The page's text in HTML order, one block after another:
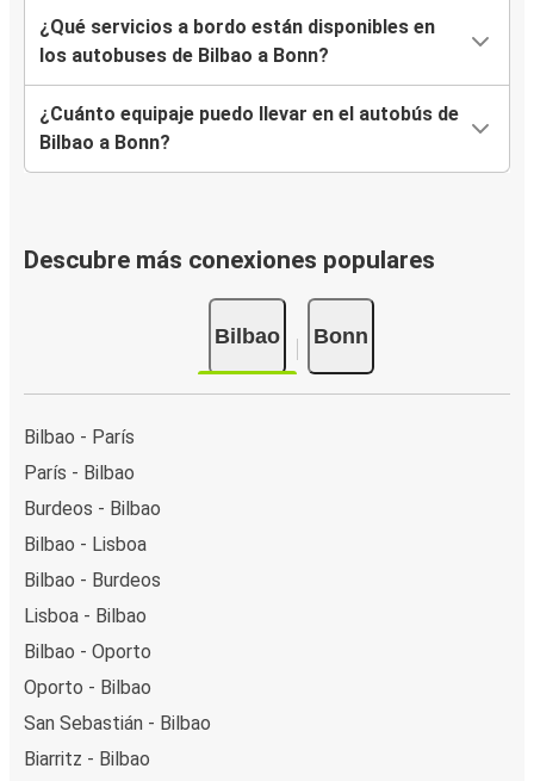
¿Qué servicios a bordo están disponibles en
los autobuses de Bilbao a Bonn?
¿Cuánto equipaje puedo llevar en el autobús de
Bilbao a Bonn?
Descubre más conexiones populares
Bilbao Bonn
Bilbao - París
París - Bilbao
Burdeos - Bilbao
Bilbao - Lisboa
Bilbao - Burdeos
Lisboa - Bilbao
Bilbao - Oporto
Oporto - Bilbao
San Sebastián - Bilbao
Biarritz - Bilbao